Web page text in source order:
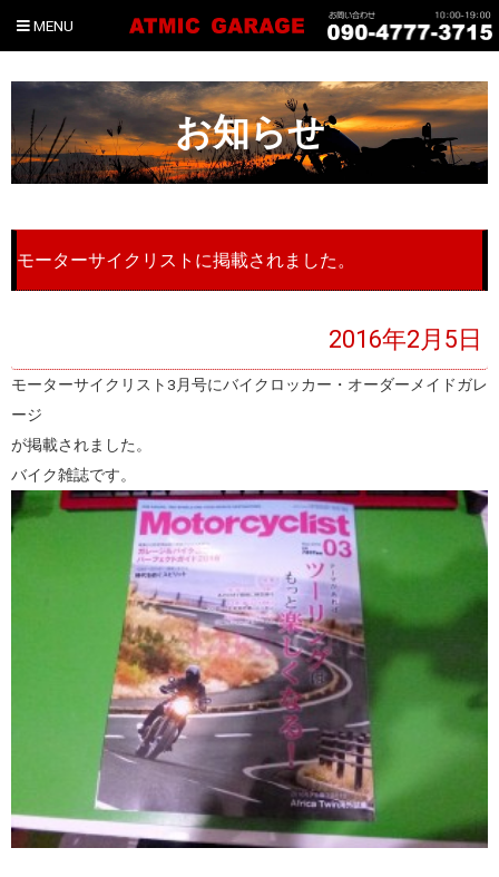
MENU
お知らせ
モーターサイクリストに掲載されました。
2016年2月5日
モーターサイクリスト3月号にバイクロッカー・オーダーメイドガレ
ージ
が掲載されました。
バイク雑誌です。